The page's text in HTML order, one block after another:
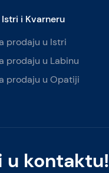
u kontaktu!
i Kvarneru
prodaju u Istri
prodaju u Labinu
prodaju u Opatiji